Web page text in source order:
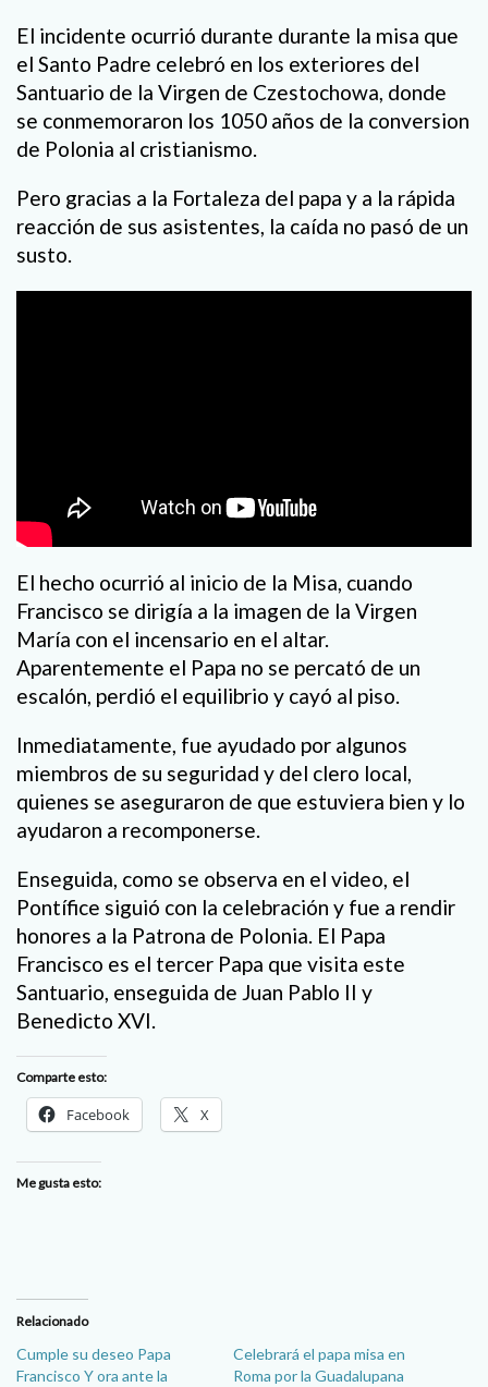
El incidente ocurrió durante durante la misa que
el Santo Padre celebró en los exteriores del
Santuario de la Virgen de Czestochowa, donde
se conmemoraron los 1050 años de la conversion
de Polonia al cristianismo.
Pero gracias a la Fortaleza del papa y a la rápida
reacción de sus asistentes, la caída no pasó de un
susto.
El hecho ocurrió al inicio de la Misa, cuando
Francisco se dirigía a la imagen de la Virgen
María con el incensario en el altar.
Aparentemente el Papa no se percató de un
escalón, perdió el equilibrio y cayó al piso.
Inmediatamente, fue ayudado por algunos
miembros de su seguridad y del clero local,
quienes se aseguraron de que estuviera bien y lo
ayudaron a recomponerse.
Enseguida, como se observa en el video, el
Pontífice siguió con la celebración y fue a rendir
honores a la Patrona de Polonia. El Papa
Francisco es el tercer Papa que visita este
Santuario, enseguida de Juan Pablo II y
Benedicto XVI.
Comparte esto:
Facebook X
Me gusta esto:
Relacionado
Cumple su deseo Papa
Francisco Y ora ante la
Celebrará el papa misa en
Roma por la Guadalupana